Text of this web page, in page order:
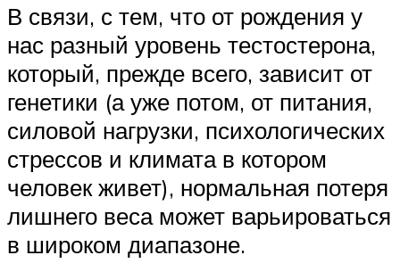
В связи, с тем, что от рождения у
нас разный уровень тестостерона,
который, прежде всего, зависит от
генетики (а уже потом, от питания,
силовой нагрузки, психологических
стрессов и климата в котором
человек живет), нормальная потеря
лишнего веса может варьироваться
в широком диапазоне.